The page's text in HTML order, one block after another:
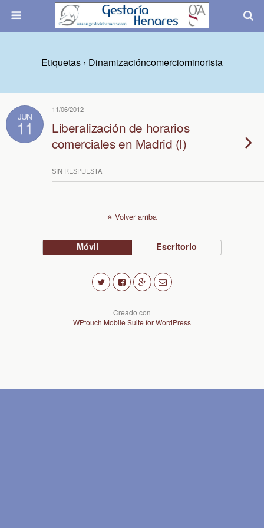
Etiquetas › Dinamizacióncomerciominorista
JUN
11
11/06/2012
Liberalización de horarios
comerciales en Madrid (I)
SIN RESPUESTA
Volver arriba
Móvil Escritorio
Creado con
WPtouch Mobile Suite for WordPress